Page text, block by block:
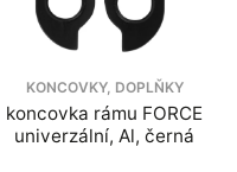
KONCOVKY, DOPLŇKY
koncovka rámu FORCE
univerzální, Al, černá